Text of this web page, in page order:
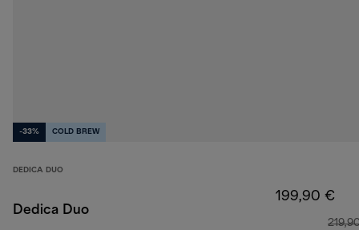
-33% COLD BREW
DEDICA DUO
Dedica Duo
199,90 €